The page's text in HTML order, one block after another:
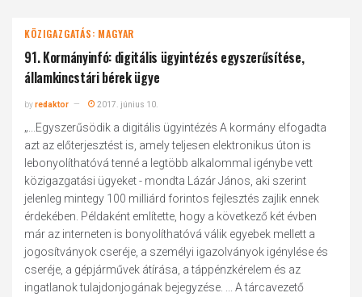
KÖZIGAZGATÁS: MAGYAR
91. Kormányinfó: digitális ügyintézés egyszerűsítése,
államkincstári bérek ügye
byredaktor 2017. június 10.
„...Egyszerűsödik a digitális ügyintézés A kormány elfogadta
azt az előterjesztést is, amely teljesen elektronikus úton is
lebonyolíthatóvá tenné a legtöbb alkalommal igénybe vett
közigazgatási ügyeket - mondta Lázár János, aki szerint
jelenleg mintegy 100 milliárd forintos fejlesztés zajlik ennek
érdekében. Példaként említette, hogy a következő két évben
már az interneten is bonyolíthatóvá válik egyebek mellett a
jogosítványok cseréje, a személyi igazolványok igénylése és
cseréje, a gépjárművek átírása, a táppénzkérelem és az
ingatlanok tulajdonjogának bejegyzése. ... A tárcavezető